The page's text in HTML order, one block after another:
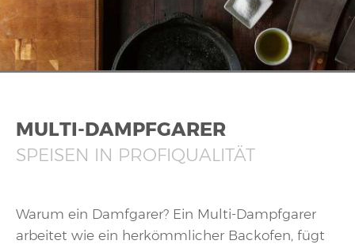
MULTI-DAMPFGARER
SPEISEN IN PROFIQUALITÄT
Warum ein Damfgarer? Ein Multi-Dampfgarer
arbeitet wie ein herkömmlicher Backofen, fügt